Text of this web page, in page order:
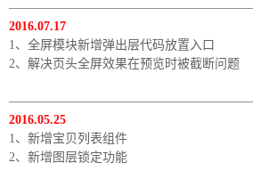
2016.07.17
1、全屏模块新增弹出层代码放置入口
2、解决页头全屏效果在预览时被截断问题
2016.05.25
1、新增宝贝列表组件
2、新增图层锁定功能